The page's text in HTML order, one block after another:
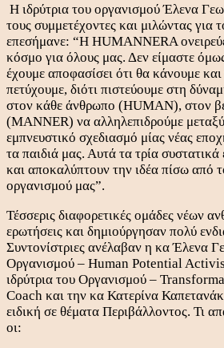
Η ιδρύτρια του οργανισμού Έλενα
τους συμμετέχοντες και μιλώντας για
επεσήμανε: “Η HUMANNERA
κόσμο για όλους μας. Δεν είμαστε
έχουμε αποφασίσει ότι θα κάνουμε και
πετύχουμε, διότι πιστεύουμε στη
στον κάθε άνθρωπο (HUMAN), στον
(MANNER) να αλληλεπιδρούμε
εμπνευστικό σχεδιασμό μίας νέας
τα παιδιά μας. Αυτά τα τρία
και αποκαλύπτουν την ιδέα πίσω από
οργανισμού μας”.
Τέσσερις διαφορετικές ομάδες νέων
ερωτήσεις και δημιούργησαν πολύ
Συντονίστριες ανέλαβαν η κα Έλενα
Οργανισμού – Human Potential
ιδρύτρια του Οργανισμού –
Coach και την κα Κατερίνα
ειδική σε θέματα Περιβάλλοντος. Τι
οι: